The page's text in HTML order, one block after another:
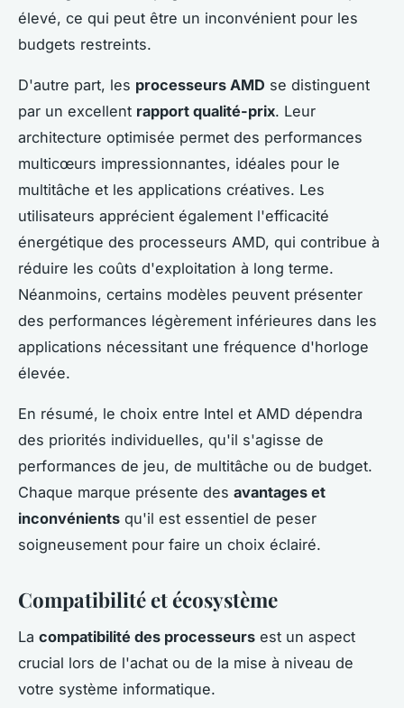
élevé, ce qui peut être un inconvénient pour les
budgets restreints.
D'autre part, les processeurs AMD se distinguent
par un excellent rapport qualité-prix. Leur
architecture optimisée permet des performances
multicœurs impressionnantes, idéales pour le
multitâche et les applications créatives. Les
utilisateurs apprécient également l'efficacité
énergétique des processeurs AMD, qui contribue à
réduire les coûts d'exploitation à long terme.
Néanmoins, certains modèles peuvent présenter
des performances légèrement inférieures dans les
applications nécessitant une fréquence d'horloge
élevée.
En résumé, le choix entre Intel et AMD dépendra
des priorités individuelles, qu'il s'agisse de
performances de jeu, de multitâche ou de budget.
Chaque marque présente des avantages et
inconvénients qu'il est essentiel de peser
soigneusement pour faire un choix éclairé.
Compatibilité et écosystème
La compatibilité des processeurs est un aspect
crucial lors de l'achat ou de la mise à niveau de
votre système informatique.